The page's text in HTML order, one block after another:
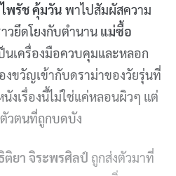
ไพรัช คุ้มวัน พาไปสัมผัสความ
วยึดโยงกับตำนาน แม่ซื้อ
เครื่องมือควบคุมและหลอก
ขวัญเข้ากับดราม่าของวัยรุ่นที่
งเรื่องนี้ไม่ใช่แค่หลอนผิวๆ แต่
วตนที่ถูกบดบัง
ติยา จิระพรศิลป์ ถูกส่งตัวมาที่